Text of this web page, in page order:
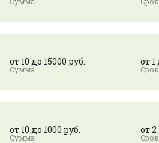
от 10 до 15000 руб. от
от 10 до 1000 руб. от